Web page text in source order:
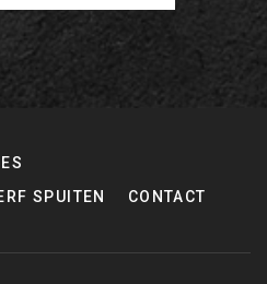
SPUITEN
CONTACT